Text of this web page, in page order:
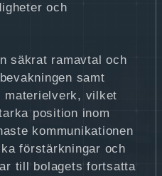
och
säkrat ramavtal och
samt
materielverk, vilket
position inom
kommunikationen
förstärkningar och
till bolagets fortsatta